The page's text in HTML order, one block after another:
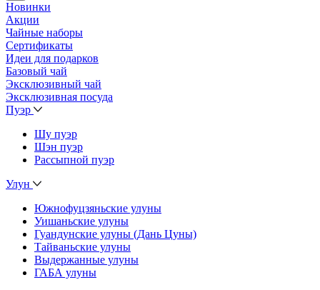
Новинки
Акции
Чайные наборы
Сертификаты
Идеи для подарков
Базовый чай
Эксклюзивный чай
Эксклюзивная посуда
Пуэр
Шу пуэр
Шэн пуэр
Рассыпной пуэр
Улун
Южнофуцзяньские улуны
Уишаньские улуны
Гуандунские улуны (Дань Цуны)
Тайваньские улуны
Выдержанные улуны
ГАБА улуны